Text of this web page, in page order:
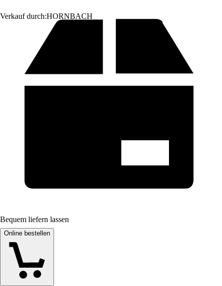
Verkauf durch:HORNBACH
Bequem liefern lassen
Online bestellen